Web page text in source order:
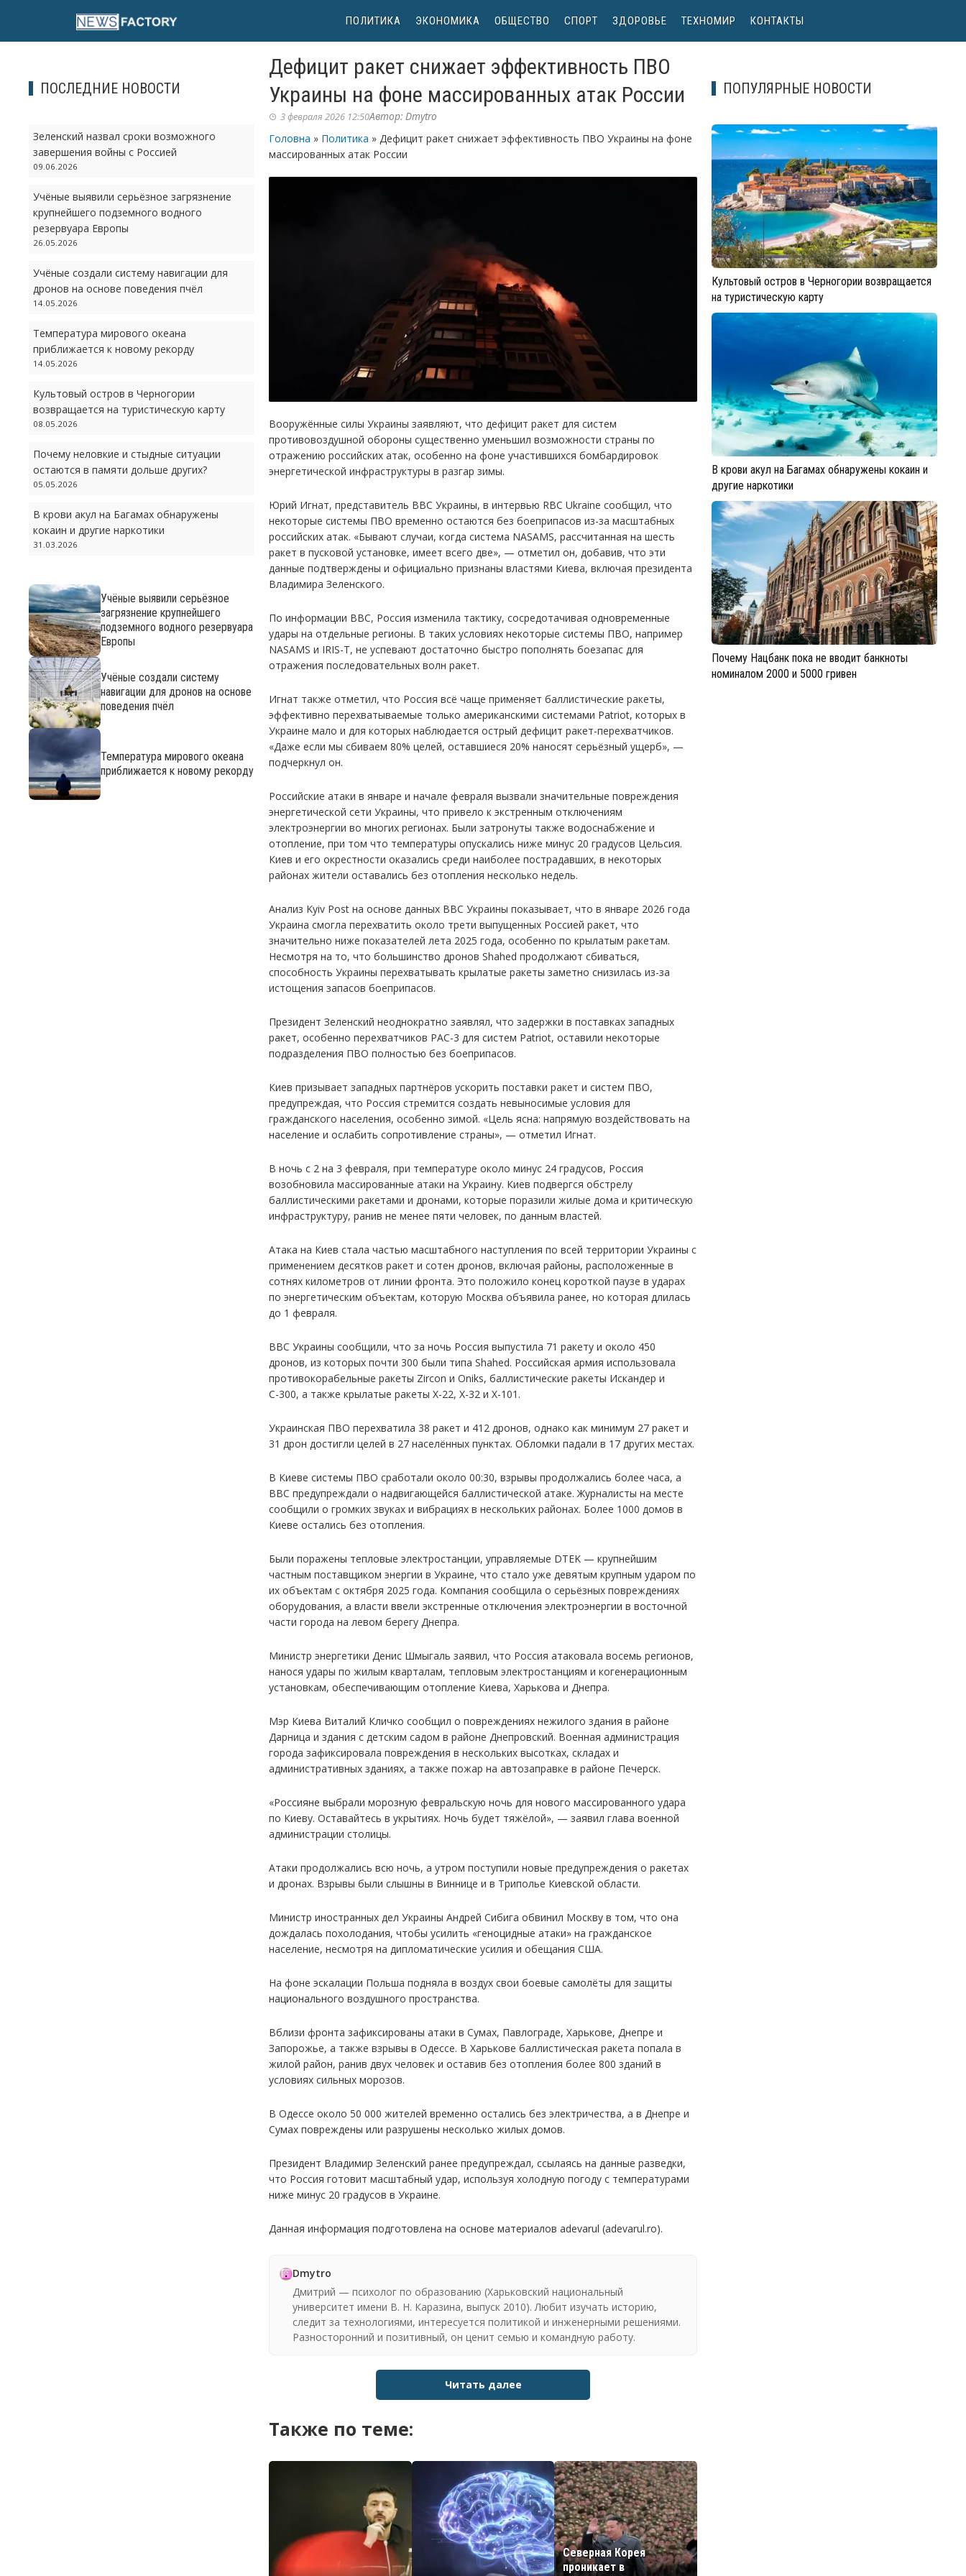
content
ПОЛИТИКА ЭКОНОМИКА ОБЩЕСТВО СПОРТ ЗДОРОВЬЕ ТЕХНОМИР КОНТАКТЫ
ПОСЛЕДНИЕ НОВОСТИ
Зеленский назвал сроки возможного
завершения войны с Россией
09.06.2026
Учёные выявили серьёзное загрязнение
крупнейшего подземного водного
резервуара Европы
26.05.2026
Учёные создали систему навигации для
дронов на основе поведения пчёл
14.05.2026
Температура мирового океана
приближается к новому рекорду
14.05.2026
Культовый остров в Черногории
возвращается на туристическую карту
08.05.2026
Почему неловкие и стыдные ситуации
остаются в памяти дольше других?
05.05.2026
В крови акул на Багамах обнаружены
кокаин и другие наркотики
31.03.2026
Учёные выявили серьёзное
загрязнение крупнейшего
подземного водного резервуара
Европы
Учёные создали систему
навигации для дронов на основе
поведения пчёл
Температура мирового океана
приближается к новому рекорду
Дефицит ракет снижает эффективность ПВО
Украины на фоне массированных атак России
3 февраля 2026 12:50Автор:Dmytro
Головна » Политика » Дефицит ракет снижает эффективность ПВО Украины на фоне
массированных атак России
Вооружённые силы Украины заявляют, что дефицит ракет для систем
противовоздушной обороны существенно уменьшил возможности страны по
отражению российских атак, особенно на фоне участившихся бомбардировок
энергетической инфраструктуры в разгар зимы.
Юрий Игнат, представитель ВВС Украины, в интервью RBC Ukraine сообщил, что
некоторые системы ПВО временно остаются без боеприпасов из-за масштабных
российских атак. «Бывают случаи, когда система NASAMS, рассчитанная на шесть
ракет в пусковой установке, имеет всего две», — отметил он, добавив, что эти
данные подтверждены и официально признаны властями Киева, включая президента
Владимира Зеленского.
По информации ВВС, Россия изменила тактику, сосредотачивая одновременные
удары на отдельные регионы. В таких условиях некоторые системы ПВО, например
NASAMS и IRIS-T, не успевают достаточно быстро пополнять боезапас для
отражения последовательных волн ракет.
Игнат также отметил, что Россия всё чаще применяет баллистические ракеты,
эффективно перехватываемые только американскими системами Patriot, которых в
Украине мало и для которых наблюдается острый дефицит ракет-перехватчиков.
«Даже если мы сбиваем 80% целей, оставшиеся 20% наносят серьёзный ущерб», —
подчеркнул он.
Российские атаки в январе и начале февраля вызвали значительные повреждения
энергетической сети Украины, что привело к экстренным отключениям
электроэнергии во многих регионах. Были затронуты также водоснабжение и
отопление, при том что температуры опускались ниже минус 20 градусов Цельсия.
Киев и его окрестности оказались среди наиболее пострадавших, в некоторых
районах жители оставались без отопления несколько недель.
Анализ Kyiv Post на основе данных ВВС Украины показывает, что в январе 2026 года
Украина смогла перехватить около трети выпущенных Россией ракет, что
значительно ниже показателей лета 2025 года, особенно по крылатым ракетам.
Несмотря на то, что большинство дронов Shahed продолжают сбиваться,
способность Украины перехватывать крылатые ракеты заметно снизилась из-за
истощения запасов боеприпасов.
Президент Зеленский неоднократно заявлял, что задержки в поставках западных
ракет, особенно перехватчиков PAC-3 для систем Patriot, оставили некоторые
подразделения ПВО полностью без боеприпасов.
Киев призывает западных партнёров ускорить поставки ракет и систем ПВО,
предупреждая, что Россия стремится создать невыносимые условия для
гражданского населения, особенно зимой. «Цель ясна: напрямую воздействовать на
население и ослабить сопротивление страны», — отметил Игнат.
В ночь с 2 на 3 февраля, при температуре около минус 24 градусов, Россия
возобновила массированные атаки на Украину. Киев подвергся обстрелу
баллистическими ракетами и дронами, которые поразили жилые дома и критическую
инфраструктуру, ранив не менее пяти человек, по данным властей.
Атака на Киев стала частью масштабного наступления по всей территории Украины с
применением десятков ракет и сотен дронов, включая районы, расположенные в
сотнях километров от линии фронта. Это положило конец короткой паузе в ударах
по энергетическим объектам, которую Москва объявила ранее, но которая длилась
до 1 февраля.
ВВС Украины сообщили, что за ночь Россия выпустила 71 ракету и около 450
дронов, из которых почти 300 были типа Shahed. Российская армия использовала
противокорабельные ракеты Zircon и Oniks, баллистические ракеты Искандер и
С-300, а также крылатые ракеты Х-22, Х-32 и Х-101.
Украинская ПВО перехватила 38 ракет и 412 дронов, однако как минимум 27 ракет и
31 дрон достигли целей в 27 населённых пунктах. Обломки падали в 17 других местах.
В Киеве системы ПВО сработали около 00:30, взрывы продолжались более часа, а
ВВС предупреждали о надвигающейся баллистической атаке. Журналисты на месте
сообщили о громких звуках и вибрациях в нескольких районах. Более 1000 домов в
Киеве остались без отопления.
Были поражены тепловые электростанции, управляемые DTEK — крупнейшим
частным поставщиком энергии в Украине, что стало уже девятым крупным ударом по
их объектам с октября 2025 года. Компания сообщила о серьёзных повреждениях
оборудования, а власти ввели экстренные отключения электроэнергии в восточной
части города на левом берегу Днепра.
Министр энергетики Денис Шмыгаль заявил, что Россия атаковала восемь регионов,
нанося удары по жилым кварталам, тепловым электростанциям и когенерационным
установкам, обеспечивающим отопление Киева, Харькова и Днепра.
Мэр Киева Виталий Кличко сообщил о повреждениях нежилого здания в районе
Дарница и здания с детским садом в районе Днепровский. Военная администрация
города зафиксировала повреждения в нескольких высотках, складах и
административных зданиях, а также пожар на автозаправке в районе Печерск.
«Россияне выбрали морозную февральскую ночь для нового массированного удара
по Киеву. Оставайтесь в укрытиях. Ночь будет тяжёлой», — заявил глава военной
администрации столицы.
Атаки продолжались всю ночь, а утром поступили новые предупреждения о ракетах
и дронах. Взрывы были слышны в Виннице и в Триполье Киевской области.
Министр иностранных дел Украины Андрей Сибига обвинил Москву в том, что она
дождалась похолодания, чтобы усилить «геноцидные атаки» на гражданское
население, несмотря на дипломатические усилия и обещания США.
На фоне эскалации Польша подняла в воздух свои боевые самолёты для защиты
национального воздушного пространства.
Вблизи фронта зафиксированы атаки в Сумах, Павлограде, Харькове, Днепре и
Запорожье, а также взрывы в Одессе. В Харькове баллистическая ракета попала в
жилой район, ранив двух человек и оставив без отопления более 800 зданий в
условиях сильных морозов.
В Одессе около 50 000 жителей временно остались без электричества, а в Днепре и
Сумах повреждены или разрушены несколько жилых домов.
Президент Владимир Зеленский ранее предупреждал, ссылаясь на данные разведки,
что Россия готовит масштабный удар, используя холодную погоду с температурами
ниже минус 20 градусов в Украине.
Данная информация подготовлена на основе материалов adevarul (adevarul.ro).
Dmytro
Дмитрий — психолог по образованию (Харьковский национальный
университет имени В. Н. Каразина, выпуск 2010). Любит изучать историю,
следит за технологиями, интересуется политикой и инженерными решениями.
Разносторонний и позитивный, он ценит семью и командную работу.
Читать далее
Также по теме:
Северная Корея
проникает в
ПОПУЛЯРНЫЕ НОВОСТИ
Культовый остров в Черногории возвращается
на туристическую карту
В крови акул на Багамах обнаружены кокаин и
другие наркотики
Почему Нацбанк пока не вводит банкноты
номиналом 2000 и 5000 гривен